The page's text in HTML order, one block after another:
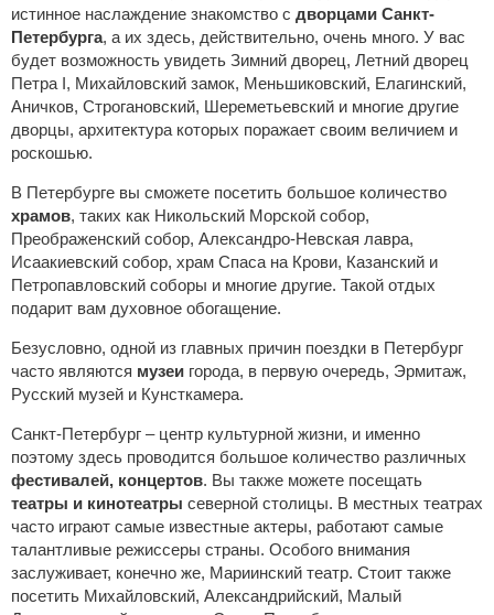
истинное наслаждение знакомство с дворцами Санкт-
Петербурга, а их здесь, действительно, очень много. У вас
будет возможность увидеть Зимний дворец, Летний дворец
Петра I, Михайловский замок, Меньшиковский, Елагинский,
Аничков, Строгановский, Шереметьевский и многие другие
дворцы, архитектура которых поражает своим величием и
роскошью.
В Петербурге вы сможете посетить большое количество
храмов, таких как Никольский Морской собор,
Преображенский собор, Александро-Невская лавра,
Исаакиевский собор, храм Спаса на Крови, Казанский и
Петропавловский соборы и многие другие. Такой отдых
подарит вам духовное обогащение.
Безусловно, одной из главных причин поездки в Петербург
часто являются музеи города, в первую очередь, Эрмитаж,
Русский музей и Кунсткамера.
Санкт-Петербург – центр культурной жизни, и именно
поэтому здесь проводится большое количество различных
фестивалей, концертов. Вы также можете посещать
театры и кинотеатры северной столицы. В местных театрах
часто играют самые известные актеры, работают самые
талантливые режиссеры страны. Особого внимания
заслуживает, конечно же, Мариинский театр. Стоит также
посетить Михайловский, Александрийский, Малый